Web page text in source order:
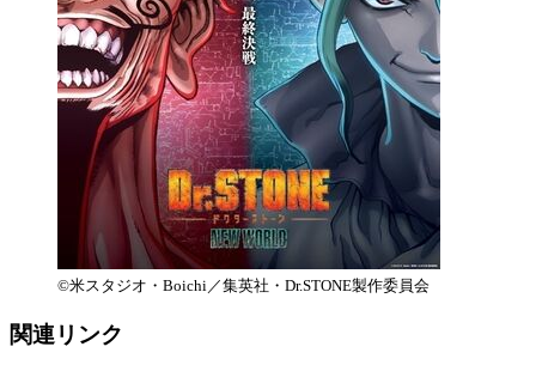
©米スタジオ・Boichi／集英社・Dr.STONE製作委員会
関連リンク